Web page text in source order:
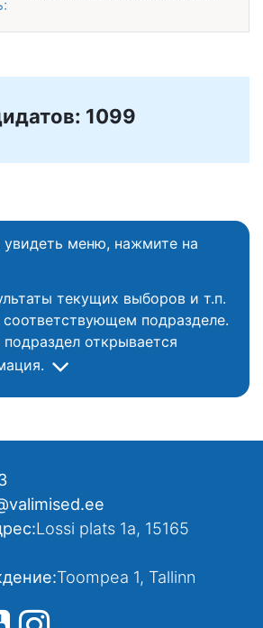
1099
увидеть меню, нажмите на
текущих выборов и т.п.
подразделе.
открывается
Lossi plats 1a, 15165
Toompea 1, Tallinn